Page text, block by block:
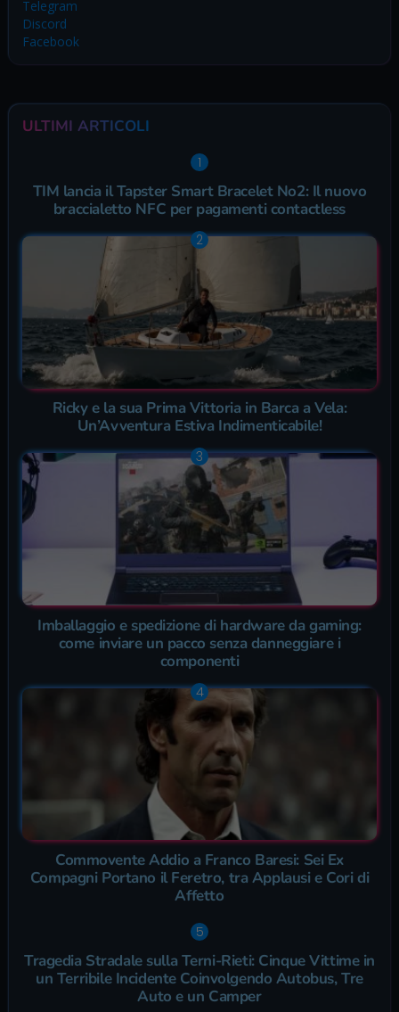
Telegram
Discord
Facebook
ULTIMI ARTICOLI
TIM lancia il Tapster Smart Bracelet No2: Il nuovo
braccialetto NFC per pagamenti contactless
Ricky e la sua Prima Vittoria in Barca a Vela:
Un’Avventura Estiva Indimenticabile!
Imballaggio e spedizione di hardware da gaming:
come inviare un pacco senza danneggiare i
componenti
Commovente Addio a Franco Baresi: Sei Ex
Compagni Portano il Feretro, tra Applausi e Cori di
Affetto
Tragedia Stradale sulla Terni-Rieti: Cinque Vittime in
un Terribile Incidente Coinvolgendo Autobus, Tre
Auto e un Camper